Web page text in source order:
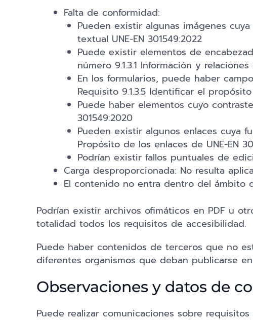
Falta de conformidad:
Pueden existir algunas imágenes
textual UNE-EN 301549:2022
Puede existir elementos de
número 9.1.3.1 Información y relaciones
En los formularios, puede haber
Requisito 9.1.3.5 Identificar el
Puede haber elementos cuyo
301549:2020
Pueden existir algunos enlaces cuya
Propósito de los enlaces de UNE-EN
Podrían existir fallos puntuales de
Carga desproporcionada: No resulta
El contenido no entra dentro del ámbito
Podrían existir archivos ofimáticos en PDF u
totalidad todos los requisitos de accesibilidad.
Puede haber contenidos de terceros que no
diferentes organismos que deban publicarse
Observaciones y datos de
Puede realizar comunicaciones sobre